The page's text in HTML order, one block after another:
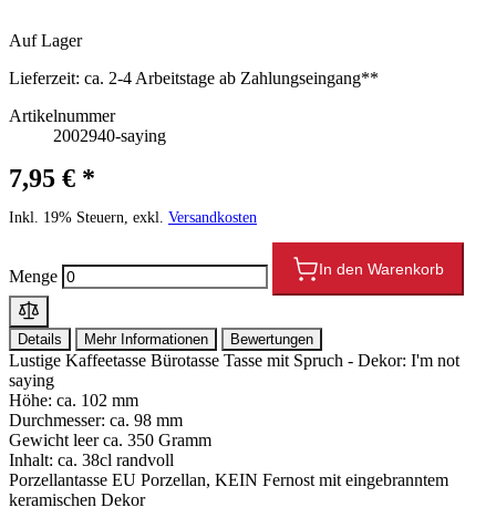
Auf Lager
Lieferzeit: ca. 2-4 Arbeitstage ab Zahlungseingang**
Artikelnummer
2002940-saying
7,95 € *
Inkl. 19% Steuern, exkl. Versandkosten
Menge In den Warenkorb
Details Mehr Informationen Bewertungen
Lustige Kaffeetasse Bürotasse Tasse mit Spruch - Dekor: I'm not
saying
Höhe: ca. 102 mm
Durchmesser: ca. 98 mm
Gewicht leer ca. 350 Gramm
Inhalt: ca. 38cl randvoll
Porzellantasse EU Porzellan, KEIN Fernost mit eingebranntem
keramischen Dekor